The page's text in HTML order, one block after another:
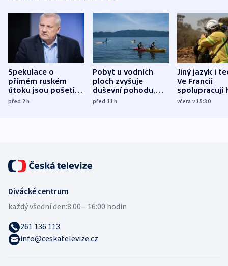
Spekulace o
přímém ruském
útoku jsou pošetilé,
míní estonský
před 2h
Pobyt u vodních
ploch zvyšuje
duševní pohodu,
ukázala
před 11h
Jiný jazyk i
Ve Francii
spolupracují
různých zemí
včera v 15:30
Divácké centrum
každý všední den:8:00—16:00 hodin
261 136 113
info@ceskatelevize.cz